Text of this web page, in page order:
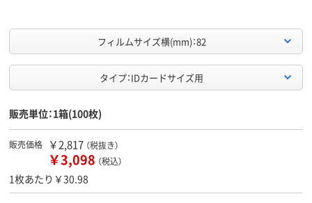
フィルムサイズ横(mm)：82
タイプ：IDカードサイズ用
販売単位：1箱(100枚)
販売価格 ￥2,817 （税抜き）
￥3,098 （税込）
1枚あたり￥30.98